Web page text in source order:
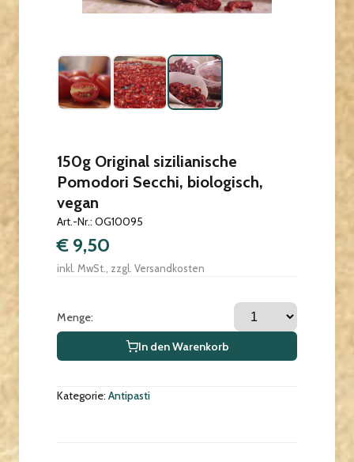
150g Original sizilianische
Pomodori Secchi, biologisch,
vegan
Art.-Nr.: OG10095
€ 9,50
inkl. MwSt., zzgl. Versandkosten
Menge:
In den Warenkorb
Kategorie: Antipasti